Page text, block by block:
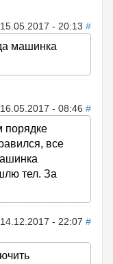
- 20:13 #
машинка
- 08:46 #
порядке
все
тел. За
14.12.2017 - 22:07 #